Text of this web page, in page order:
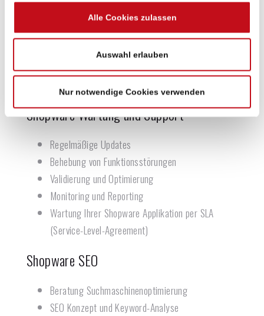
Alle Cookies zulassen
Auswahl erlauben
Nur notwendige Cookies verwenden
Responsive Webshop-Design bzw. individuelles
Templatedesign nach Corporate Design Vorgaben
Zielgruppenanalyse und UX/UI Usability-
Konzeption
Shopware Wartung und Support
Regelmäßige Updates
Behebung von Funktionsstörungen
Validierung und Optimierung
Monitoring und Reporting
Wartung Ihrer Shopware Applikation per SLA
(Service-Level-Agreement)
Shopware SEO
Beratung Suchmaschinenoptimierung
SEO Konzept und Keyword-Analyse